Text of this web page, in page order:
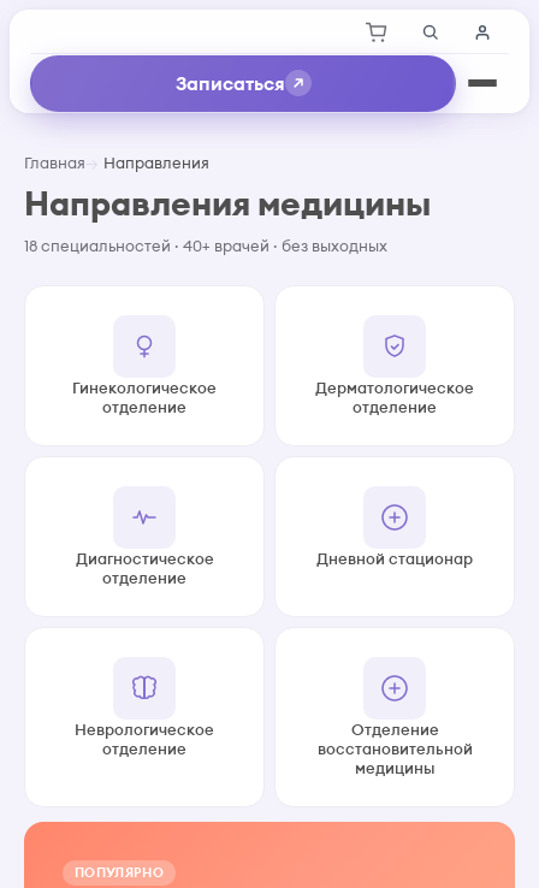
Записаться
Главная Направления
Направления медицины
18 специальностей · 40+ врачей · без выходных
Гинекологическое
отделение
Дерматологическое
отделение
Диагностическое
отделение
Дневной стационар
Неврологическое
отделение
Отделение
восстановительной
медицины
ПОПУЛЯРНО